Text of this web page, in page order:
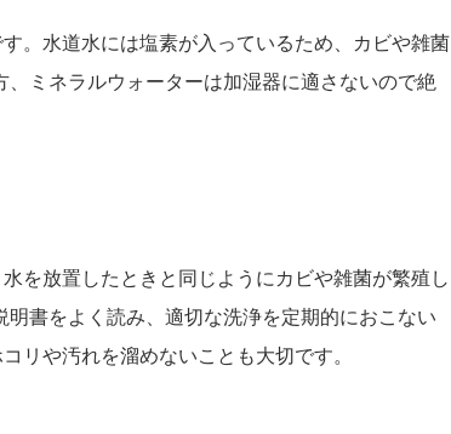
。水道水には塩素が入っているため、カビや雑菌
ミネラルウォーターは加湿器に適さないので絶
を放置したときと同じようにカビや雑菌が繁殖し
書をよく読み、適切な洗浄を定期的におこない
リや汚れを溜めないことも大切です。